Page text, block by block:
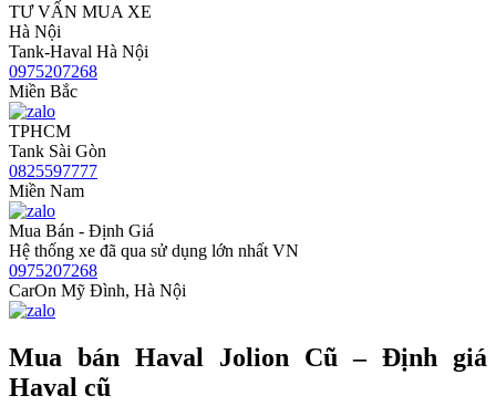
TƯ VẤN MUA XE
Hà Nội
Tank-Haval Hà Nội
0975207268
Miền Bắc
TPHCM
Tank Sài Gòn
0825597777
Miền Nam
Mua Bán - Định Giá
Hệ thống xe đã qua sử dụng lớn nhất VN
0975207268
CarOn Mỹ Đình, Hà Nội
Mua bán Haval Jolion Cũ – Định giá
Haval cũ